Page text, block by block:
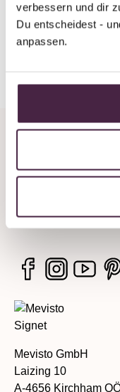
verbessern und dir
Du entscheidest -
anpassen.
Services
Mevisto GmbH
Laizing 10
A-4656 Kirchham